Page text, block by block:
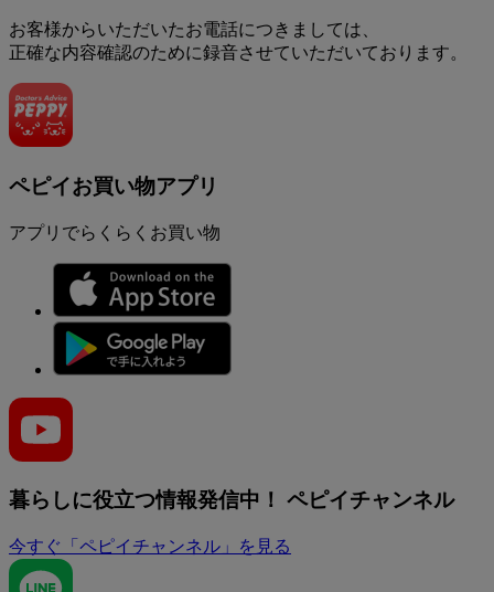
お客様からいただいたお電話につきましては、
正確な内容確認のために録音させていただいております。
ペピイお買い物アプリ
アプリでらくらくお買い物
暮らしに役立つ情報発信中！ ペピイチャンネル
今すぐ「ペピイチャンネル」を見る